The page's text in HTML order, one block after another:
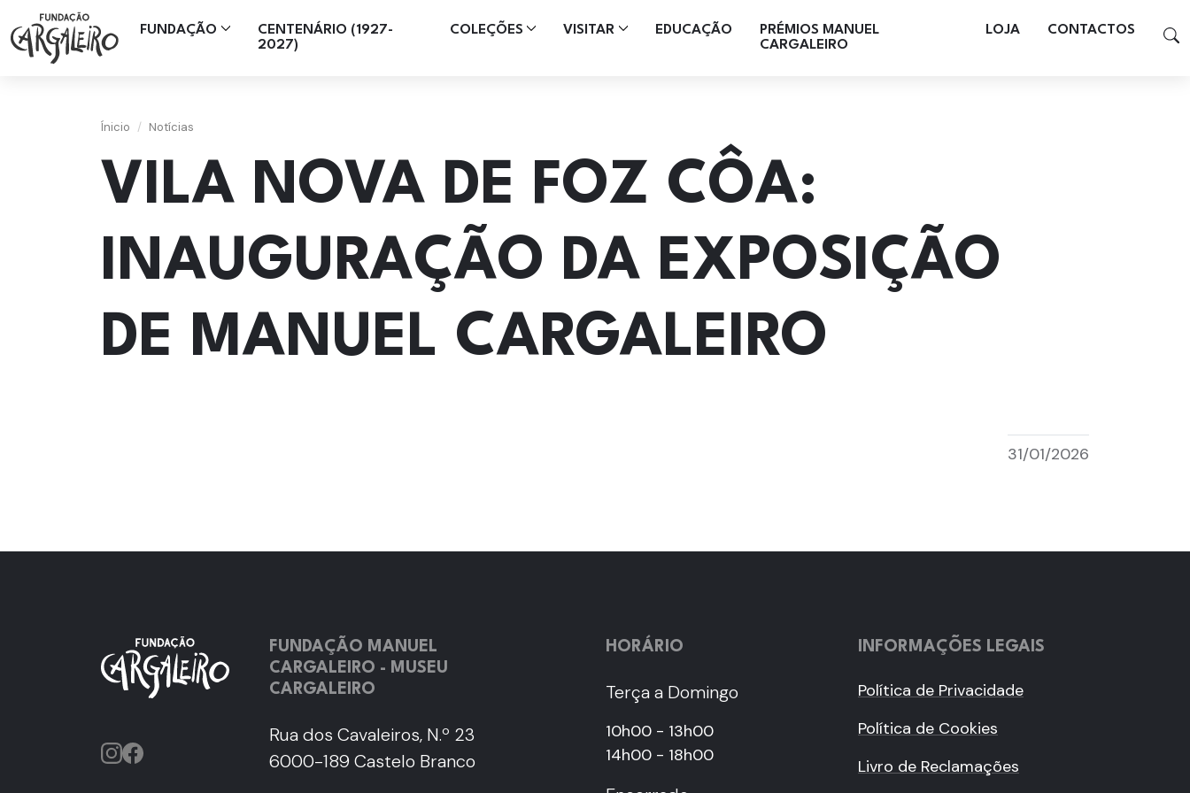
Saltar para o conteúdo principal da página
FUNDAÇÃO
CENTENÁRIO (1927-
2027)
COLEÇÕES VISITAR EDUCAÇÃO
PRÉMIOS MANUEL
CARGALEIRO
LOJA CONTACTOS
Ínicio Notícias
VILA NOVA DE FOZ CÔA:
INAUGURAÇÃO DA EXPOSIÇÃO
DE MANUEL CARGALEIRO
31/01/2026
FUNDAÇÃO MANUEL
CARGALEIRO - MUSEU
CARGALEIRO
Rua dos Cavaleiros, N.º 23
6000-189 Castelo Branco
HORÁRIO
Terça a Domingo
10h00 - 13h00
14h00 - 18h00
INFORMAÇÕES LEGAIS
Política de Privacidade
Política de Cookies
Livro de Reclamações